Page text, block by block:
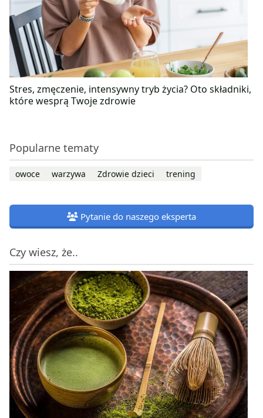
Stres, zmęczenie, intensywny tryb życia? Oto składniki,
które wesprą Twoje zdrowie
Popularne tematy
owoce warzywa Zdrowie dzieci trening
Pytanie do naszego eksperta
Czy wiesz, że..